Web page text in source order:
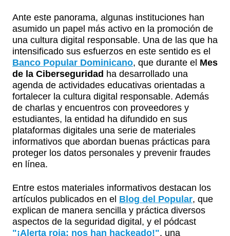
Ante este panorama, algunas instituciones han
asumido un papel más activo en la promoción de
una cultura digital responsable. Una de las que ha
intensificado sus esfuerzos en este sentido es el
Banco Popular Dominicano, que durante el Mes
de la Ciberseguridad ha desarrollado una
agenda de actividades educativas orientadas a
fortalecer la cultura digital responsable. Además
de charlas y encuentros con proveedores y
estudiantes, la entidad ha difundido en sus
plataformas digitales una serie de materiales
informativos que abordan buenas prácticas para
proteger los datos personales y prevenir fraudes
en línea.
Entre estos materiales informativos destacan los
artículos publicados en el Blog del Popular, que
explican de manera sencilla y práctica diversos
aspectos de la seguridad digital, y el pódcast
"¡Alerta roja: nos han hackeado!", una